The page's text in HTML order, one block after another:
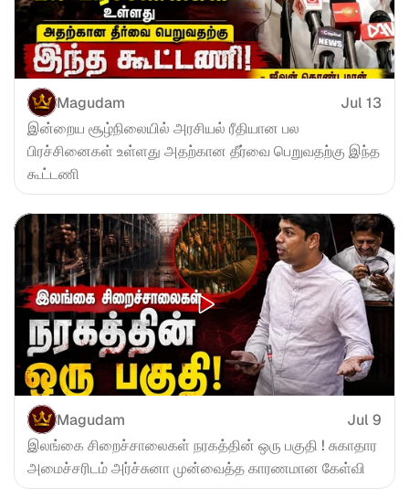
Magudam
Jul 13
இன்றைய சூழ்நிலையில் அரசியல் ரீதியான பல
பிரச்சினைகள் உள்ளது அதற்கான தீர்வை பெறுவதற்கு இந்த
கூட்டணி
Magudam
Jul 9
இலங்கை சிறைச்சாலைகள் நரகத்தின் ஒரு பகுதி ! சுகாதார
அமைச்சரிடம் அர்ச்சுனா முன்வைத்த காரணமான கேள்வி